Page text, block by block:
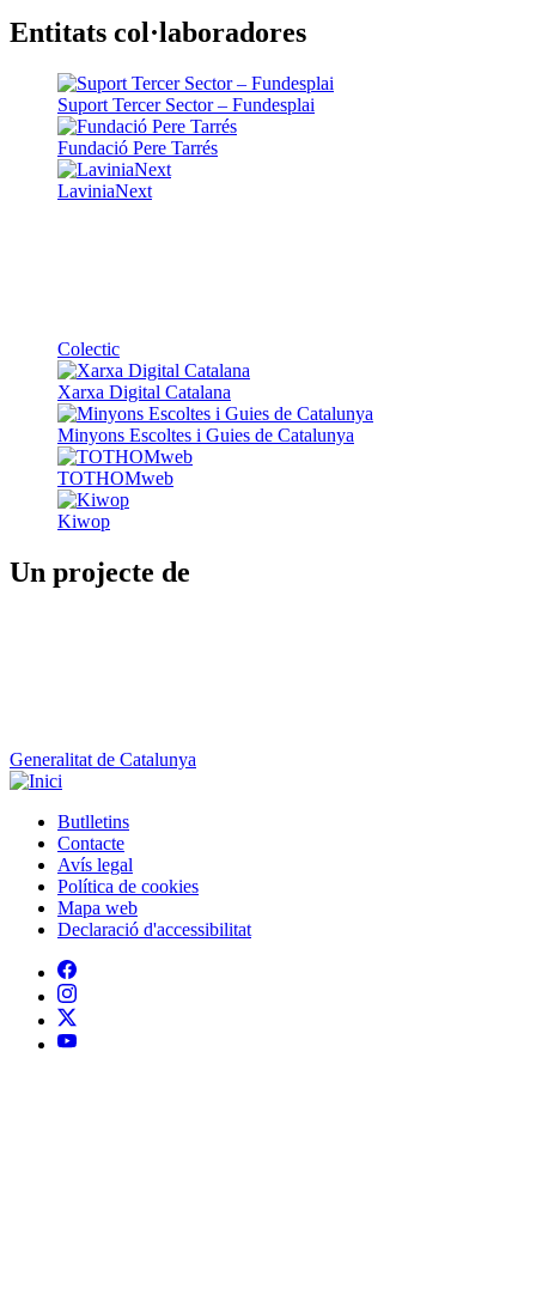
Entitats col·laboradores
Suport Tercer Sector – Fundesplai
Fundació Pere Tarrés
LaviniaNext
TOTHOMweb
Kiwop
Un projecte de
Avís legal
Política de cookies
Mapa web
Declaració d'accessibilitat